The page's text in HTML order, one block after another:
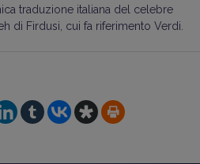
traduzione italiana del celebre
di Firdusi, cui fa riferimento Verdi.